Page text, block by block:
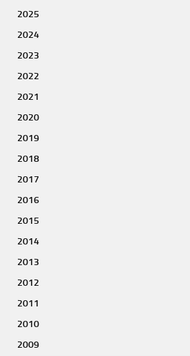
2025
2024
2023
2022
2021
2020
2019
2018
2017
2016
2015
2014
2013
2012
2011
2010
2009